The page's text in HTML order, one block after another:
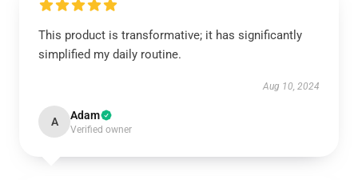
This product is transformative; it has significantly
simplified my daily routine.
Aug 10, 2024
A Adam
Verified owner